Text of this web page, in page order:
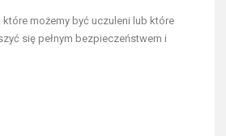
które możemy być uczuleni lub które
się pełnym bezpieczeństwem i